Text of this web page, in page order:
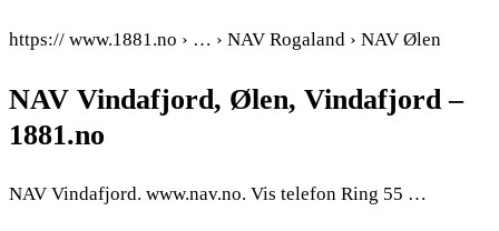
https:// www.1881.no › … › NAV Rogaland › NAV Ølen
NAV Vindafjord, Ølen, Vindafjord –
1881.no
NAV Vindafjord. www.nav.no. Vis telefon Ring 55 …